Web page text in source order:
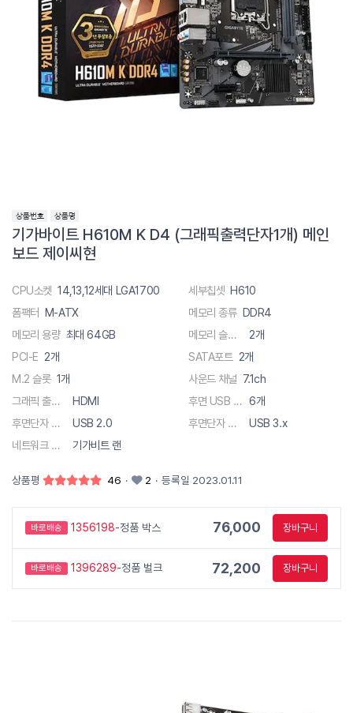
기가바이트 H610M K D4 (그래픽출력단자1개) 메인
보드 제이씨현
CPU소켓 14,13,12세대 LGA1700 세부칩셋 H610
폼팩터 M-ATX 메모리 종류 DDR4
메모리 용량 최대 64GB 메모리 슬롯 수
2개
PCI-E 2개 SATA포트 2개
M.2 슬롯 1개 사운드 채널 7.1ch
그래픽 출력단자
HDMI 후면 USB 총 단자수 6개
후면단자 종류
USB 2.0 후면단자 종류
USB 3.x
네트워크 사양
기가비트 랜
상품평 46 · 2 · 등록일 2023.01.11
바로배송 1356198-정품 박스 76,000 장바구니
바로배송 1396289-정품 벌크 72,200 장바구니